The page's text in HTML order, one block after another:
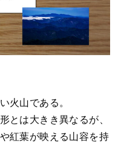
火山である。
とは大きき異なるが、
紅葉が映える山容を持